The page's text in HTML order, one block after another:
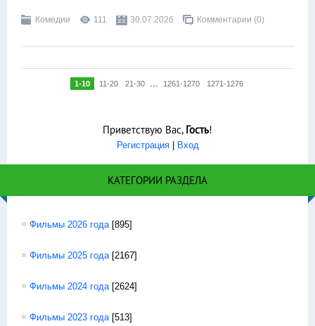
Комедии 111 30.07.2026 Комментарии (0)
1-10 11-20 21-30 ... 1261-1270 1271-1276
Приветствую Вас, Гость!
Регистрация| Вход
КАТЕГОРИИ РАЗДЕЛА
Фильмы 2026 года [895]
Фильмы 2025 года [2167]
Фильмы 2024 года [2624]
Фильмы 2023 года [513]